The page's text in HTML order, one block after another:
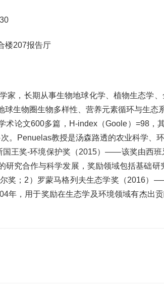
楼207报告厅
，长期从事生物地球化学、植物生态学
生物圈生物多样性、营养元素循环与生
术论文600多篇，H-index（Goole）=98
。Penuelas教授是汤森路透的农业科学
国王奖-环境保护奖（2015）——该奖由西
研究合作与科学发展，奖励领域包括基础
奖；2）罗蒙马格列夫生态学奖（2016
年，用于奖励在生态学及环境领域有杰